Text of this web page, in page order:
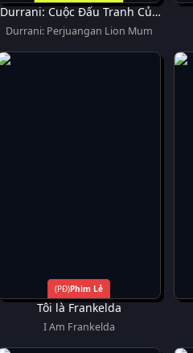
Durrani: Cuộc Đấu Tranh Của
Sư Tử Mẹ
Durrani: Perjuangan Lion Mum
Phim Lẻ
Tôi là Frankelda
I Am Frankelda